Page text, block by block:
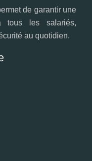
de garantir une
tous les salariés,
au quotidien.